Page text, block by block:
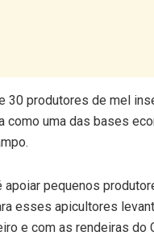
30 produtores de mel
como uma das bases
apoiar pequenos
esses apicultores
e com as rendeiras do